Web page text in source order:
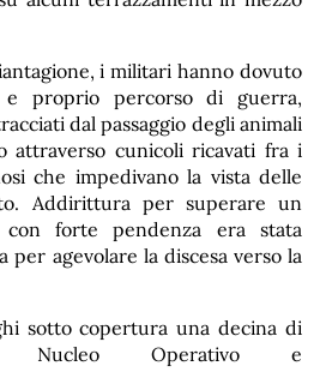
i militari hanno dovuto
proprio percorso di guerra,
dal passaggio degli animali
attraverso cunicoli ricavati fra i
che impedivano la vista delle
Addirittura per superare un
forte pendenza era stata
per agevolare la discesa verso la
sotto copertura una decina di
Nucleo Operativo e